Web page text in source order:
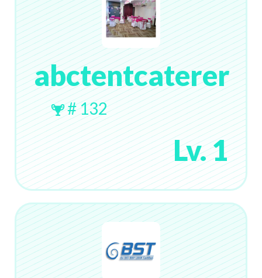
abctentcaterer
# 132
Lv. 1